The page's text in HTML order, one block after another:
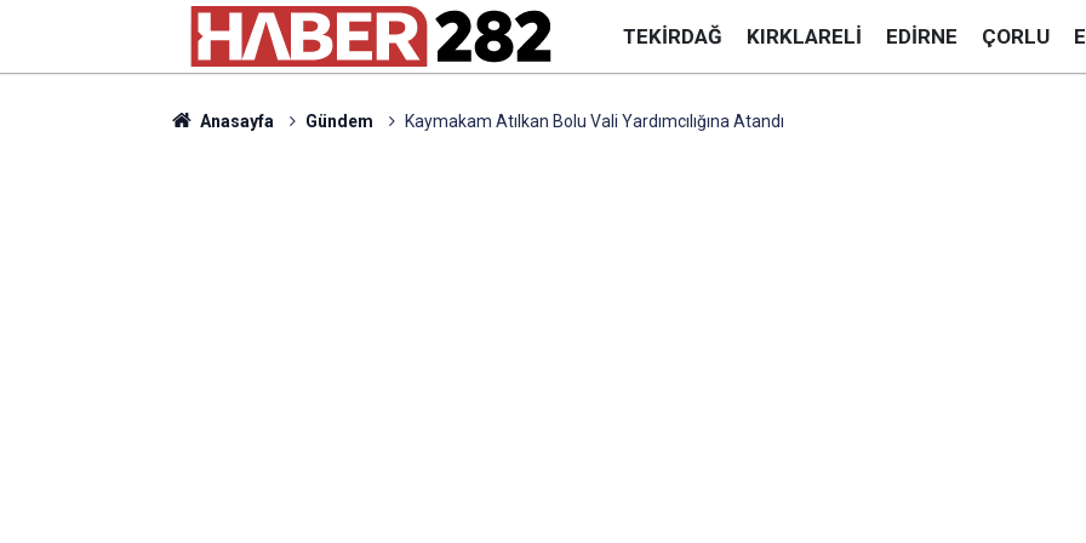
TEKIRDAĞ KIRKLARELI EDIRNE ÇORLU
Anasayfa Gündem Kaymakam Atılkan Bolu Vali Yardımcılığına Atandı